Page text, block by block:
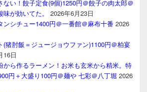
ない！餃子定食(9個)1250円＠餃子の肉太郎＠
が効いてた。
2026年6月23日
ンシチュー1400円＠一番館＠麻布十番 2026
(猪肘飯＝ジュージョウファン)1100円＠柏宴
16日
から作るラーメン！お米も玄米から精米。特
円＋大盛り100円＠麺や 七彩＠八丁堀 2026